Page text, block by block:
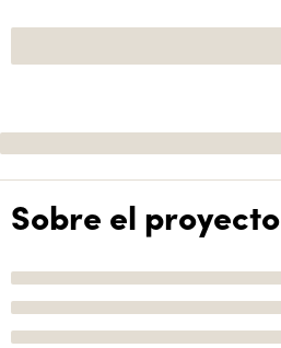
Sobre el proyecto